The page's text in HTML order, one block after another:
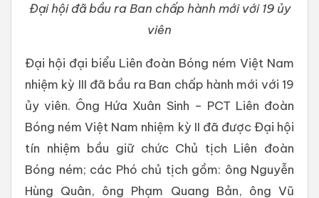
Đại hội đã bầu ra Ban chấp hành mới với 19 ủy
viên
Đại hội đại biểu Liên đoàn Bóng ném Việt Nam
nhiệm kỳ III đã bầu ra Ban chấp hành mới với 19
ủy viên. Ông Hứa Xuân Sinh – PCT Liên đoàn
Bóng ném Việt Nam nhiệm kỳ II đã được Đại hội
tín nhiệm bầu giữ chức Chủ tịch Liên đoàn
Bóng ném; các Phó chủ tịch gồm: ông Nguyễn
Hùng Quân, ông Phạm Quang Bản, ông Vũ